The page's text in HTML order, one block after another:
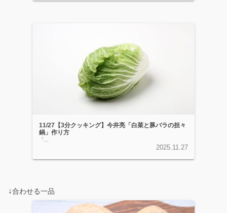
11/27【3分クッキング】今井亮「白菜と豚バラの担々
鍋」作り方
「...
2025.11.27
↓合わせる一品